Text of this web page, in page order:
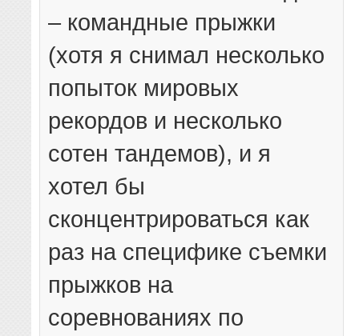
– командные прыжки
(хотя я снимал несколько
попыток мировых
рекордов и несколько
сотен тандемов), и я
хотел бы
сконцентрироваться как
раз на специфике съемки
прыжков на
соревнованиях по